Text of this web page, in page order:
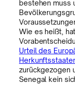
bestehen muss
Wie es heißt,
Urteil des
zurückgezogen
Senegal kein